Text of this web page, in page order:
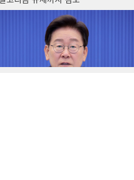
대응위, ICCN 거버넌스 작업반 공동의장